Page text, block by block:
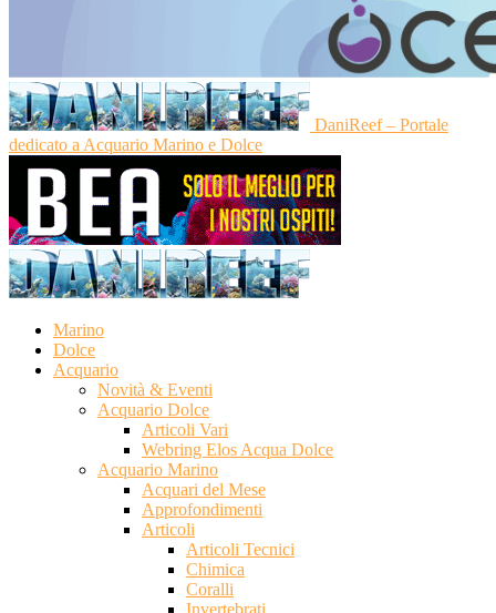
DaniReef – Portale
dedicato a Acquario Marino e Dolce
Marino
Dolce
Acquario
Novità & Eventi
Acquario Dolce
Articoli Vari
Webring Elos Acqua Dolce
Acquario Marino
Acquari del Mese
Approfondimenti
Articoli
Articoli Tecnici
Chimica
Coralli
Invertebrati